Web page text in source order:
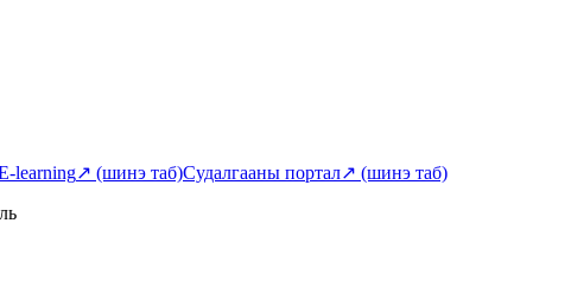
learning↗ (шинэ таб)Судалгааны портал↗ (шинэ таб)